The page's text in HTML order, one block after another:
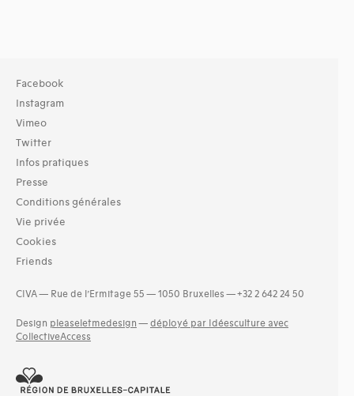
Facebook
Instagram
Vimeo
Twitter
Infos pratiques
Presse
Conditions générales
Vie privée
Cookies
Friends
CIVA — Rue de l’Ermitage 55 — 1050 Bruxelles — +32 2 642 24 50
Design pleaseletmedesign — déployé par Idéesculture avec
CollectiveAccess